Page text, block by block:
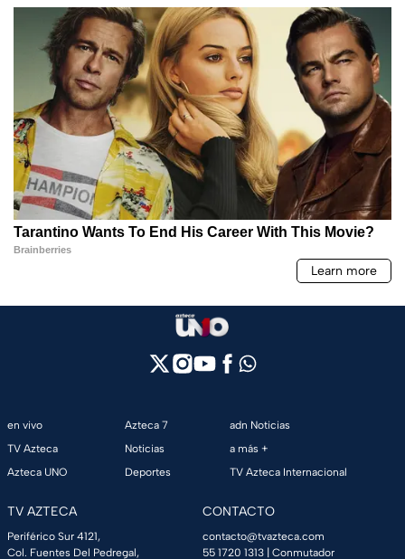
en vivo
TV Azteca
Azteca UNO
Azteca 7
Noticias
Deportes
adn Noticias
a más +
TV Azteca Internacional
TV AZTECA
Periférico Sur 4121,
Col. Fuentes Del Pedregal,
CONTACTO
contacto@tvazteca.com
55 1720 1313 | Conmutador